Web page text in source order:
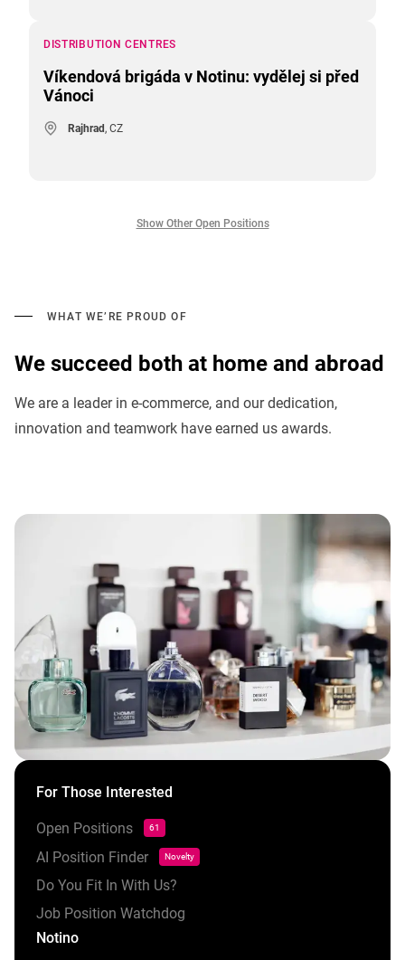
DISTRIBUTION CENTRES
Víkendová brigáda v Notinu: vydělej si před
Vánoci
Rajhrad, CZ
Show Other Open Positions
WHAT WE’RE PROUD OF
We succeed both at home and abroad
We are a leader in e-commerce, and our dedication,
innovation and teamwork have earned us awards.
For Those Interested
Open Positions 61
AI Position Finder Novelty
Do You Fit In With Us?
Job Position Watchdog
Notino